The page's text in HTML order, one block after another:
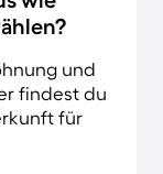
und
findest du
für